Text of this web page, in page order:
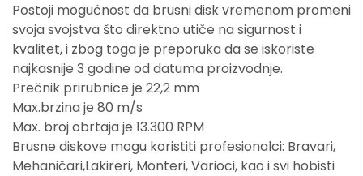
Postoji mogućnost da brusni disk vremenom promeni
svoja svojstva što direktno utiče na sigurnost i
kvalitet, i zbog toga je preporuka da se iskoriste
najkasnije 3 godine od datuma proizvodnje.
Prečnik prirubnice je 22,2 mm
Max.brzina je 80 m/s
Max. broj obrtaja je 13.300 RPM
Brusne diskove mogu koristiti profesionalci: Bravari,
Mehaničari,Lakireri, Monteri, Varioci, kao i svi hobisti